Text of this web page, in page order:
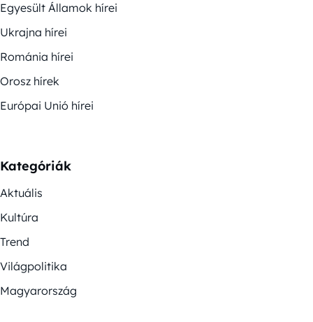
Egyesült Államok hírei
Ukrajna hírei
Románia hírei
Orosz hírek
Európai Unió hírei
Kategóriák
Aktuális
Kultúra
Trend
Világpolitika
Magyarország